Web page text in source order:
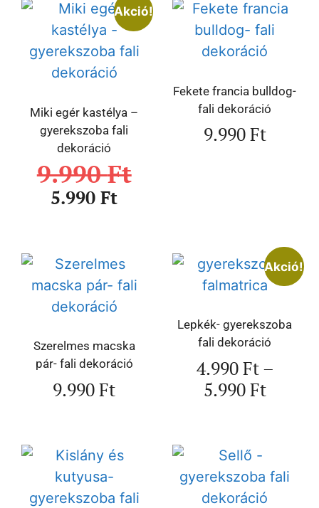
Akció!
Miki egér kastélya –
gyerekszoba fali
dekoráció
9.990Ft
5.990Ft
Fekete francia bulldog-
fali dekoráció
9.990Ft
Szerelmes macska
pár- fali dekoráció
9.990Ft
Akció!
Lepkék- gyerekszoba
fali dekoráció
4.990Ft–
5.990Ft